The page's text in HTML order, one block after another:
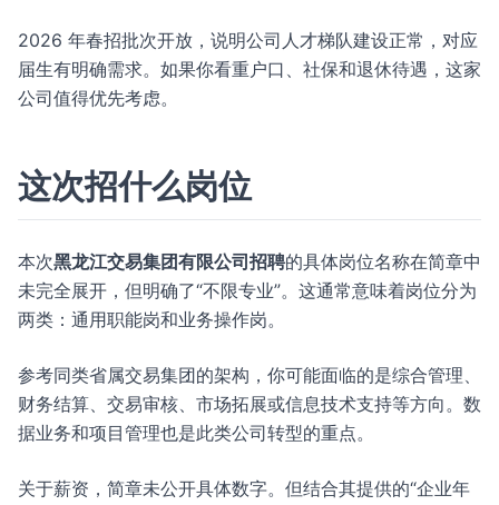
2026 年春招批次开放，说明公司人才梯队建设正常，对应
届生有明确需求。如果你看重户口、社保和退休待遇，这家
公司值得优先考虑。
这次招什么岗位
本次黑龙江交易集团有限公司招聘的具体岗位名称在简章中
未完全展开，但明确了“不限专业”。这通常意味着岗位分为
两类：通用职能岗和业务操作岗。
参考同类省属交易集团的架构，你可能面临的是综合管理、
财务结算、交易审核、市场拓展或信息技术支持等方向。数
据业务和项目管理也是此类公司转型的重点。
关于薪资，简章未公开具体数字。但结合其提供的“企业年